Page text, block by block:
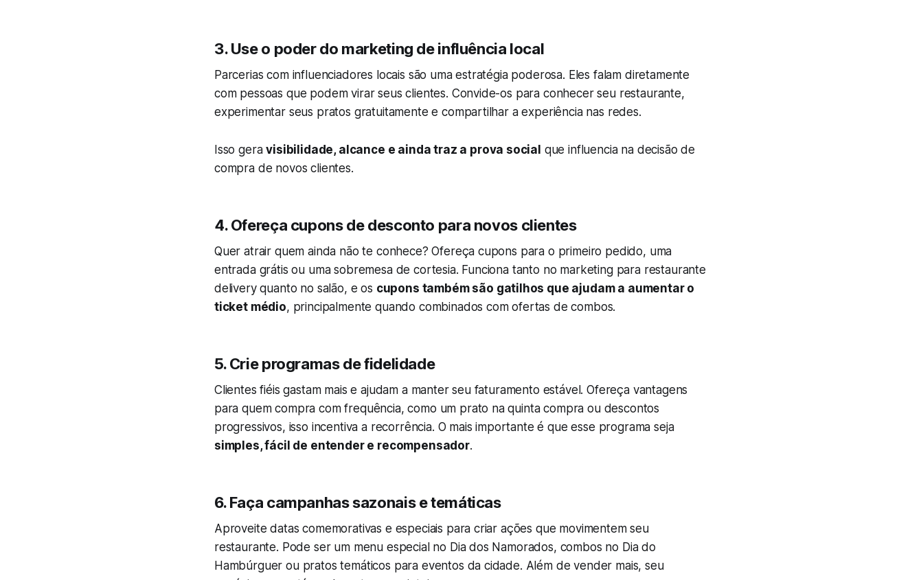
3. Use o poder do marketing de influência local
Parcerias com influenciadores locais são uma estratégia poderosa. Eles falam diretamente
com pessoas que podem virar seus clientes. Convide-os para conhecer seu restaurante,
experimentar seus pratos gratuitamente e compartilhar a experiência nas redes.
Isso geravisibilidade, alcance e ainda traz a prova social que influencia na decisão de
compra de novos clientes.
4. Ofereça cupons de desconto para novos clientes
Quer atrair quem ainda não te conhece? Ofereça cupons para o primeiro pedido, uma
entrada grátis ou uma sobremesa de cortesia. Funciona tanto no marketing para restaurante
delivery quanto no salão, e os cupons também são gatilhos que ajudam a aumentar o
ticket médio, principalmente quando combinados com ofertas de combos.
5. Crie programas de fidelidade
Clientes fiéis gastam mais e ajudam a manter seu faturamento estável. Ofereça vantagens
para quem compra com frequência, como um prato na quinta compra ou descontos
progressivos, isso incentiva a recorrência. O mais importante é que esse programa seja
simples, fácil de entender e recompensador.
6. Faça campanhas sazonais e temáticas
Aproveite datas comemorativas e especiais para criar ações que movimentem seu
restaurante. Pode ser um menu especial no Dia dos Namorados, combos no Dia do
Hambúrguer ou pratos temáticos para eventos da cidade. Além de vender mais, seu